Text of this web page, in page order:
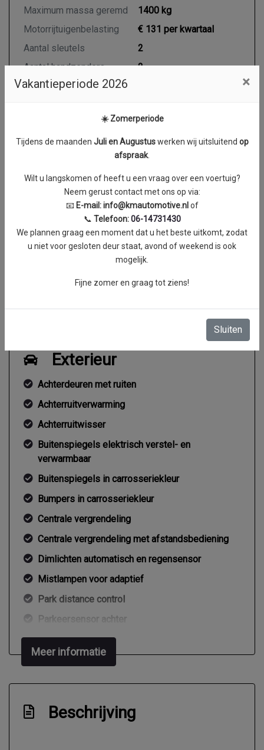
Maximum massa geremd
1400 kg
Motorrijtuigenbelasting
€ 131 per kwartaal
Aantal sleutels
2
Aantal handzenders
2
Motor en transmissie
Brandstof
Diesel
Handgeschakeld
Aantal cilinders
4
Cilinderinhoud
1598 cc
55 kW / 75 PK
Topsnelheid
150 km/h
Acceleratie (0-100 km/h)
16.7 seconden
Exterieur
Achterdeuren met ruiten
Achterruitverwarming
Achterruitwisser
Buitenspiegels elektrisch verstel- en
verwarmbaar
Buitenspiegels in carrosseriekleur
Bumpers in carrosseriekleur
Centrale vergrendeling
Centrale vergrendeling met afstandsbediening
Dimlichten automatisch en regensensor
Mistlampen voor adaptief
Park distance control
Parkeersensor achter
Ruitensproeiers/wisserbladen verwarmbaar
Speciale kleur
Warmtewerend glas
Meer informatie
Beschrijving
Vakantieperiode 2026 ×
☀️ Zomerperiode
Tijdens de maanden Juli en Augustuswerken wij uitsluitend op
afspraak.
Wilt u langskomen of heeft u een vraag over een voertuig?
Neem gerust contact met ons op via:
📧 E-mail:info@kmautomotive.nlof
📞 Telefoon:06-14731430
We plannen graag een moment dat u het beste uitkomt, zodat
u niet voor gesloten deur staat, avond of weekend is ook
mogelijk.
Fijne zomer en graag tot ziens!
Sluiten